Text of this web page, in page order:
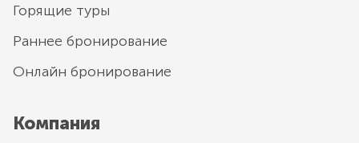
Горящие туры
Раннее бронирование
Онлайн бронирование
Компания